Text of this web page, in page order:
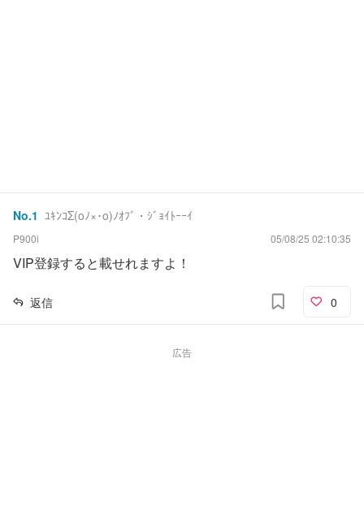
No.1 ﾕｷﾝｺΣ(oﾉ×･o)ﾉｵﾌﾞ・ｼﾞｮｲﾄｰｰｲ
P900i 05/08/25 02:10:35
VIP登録すると載せれますよ！
返信 0
広告